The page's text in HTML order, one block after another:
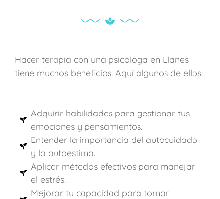
Hacer terapia con una psicóloga en Llanes
tiene muchos beneficios. Aquí algunos de ellos:
Adquirir habilidades para gestionar tus
emociones y pensamientos.
Entender la importancia del autocuidado
y la autoestima.
Aplicar métodos efectivos para manejar
el estrés.
Mejorar tu capacidad para tomar